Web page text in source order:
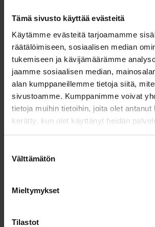
Tämä sivusto käyttää evästeitä
Käytämme evästeitä tarjoamamme
räätälöimiseen, sosiaalisen median
tukemiseen ja kävijämäärämme
jaamme sosiaalisen median,
alan kumppaneillemme tietoja siitä,
sivustoamme. Kumppanimme voivat
tietoja muihin tietoihin, joita olet antanut
kerätty, kun olet käyttänyt heidän
valinta
Välttämätön
Mieltymykset
Tilastot
Merlin Gerin (France Transfo) 2
2000 kVA